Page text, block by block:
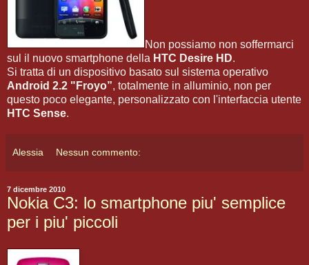
Non possiamo non soffermarci
sul il nuovo smartphone della HTC Desire HD.
Si tratta di un dispositivo basato sul sistema operativo
Android 2.2 "Froyo”, totalmente in alluminio, non per
questo poco elegante, personalizzato con l'interfaccia utente
HTC Sense.
Alessia Nessun commento:
7 dicembre 2010
Nokia C3: lo smartphone piu' semplice
per i piu' piccoli